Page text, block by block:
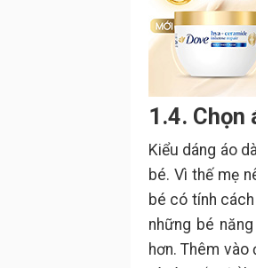
1.4. Chọn
Kiểu dáng áo
bé. Vì thế mẹ
bé có tính
những bé
hơn. Thêm